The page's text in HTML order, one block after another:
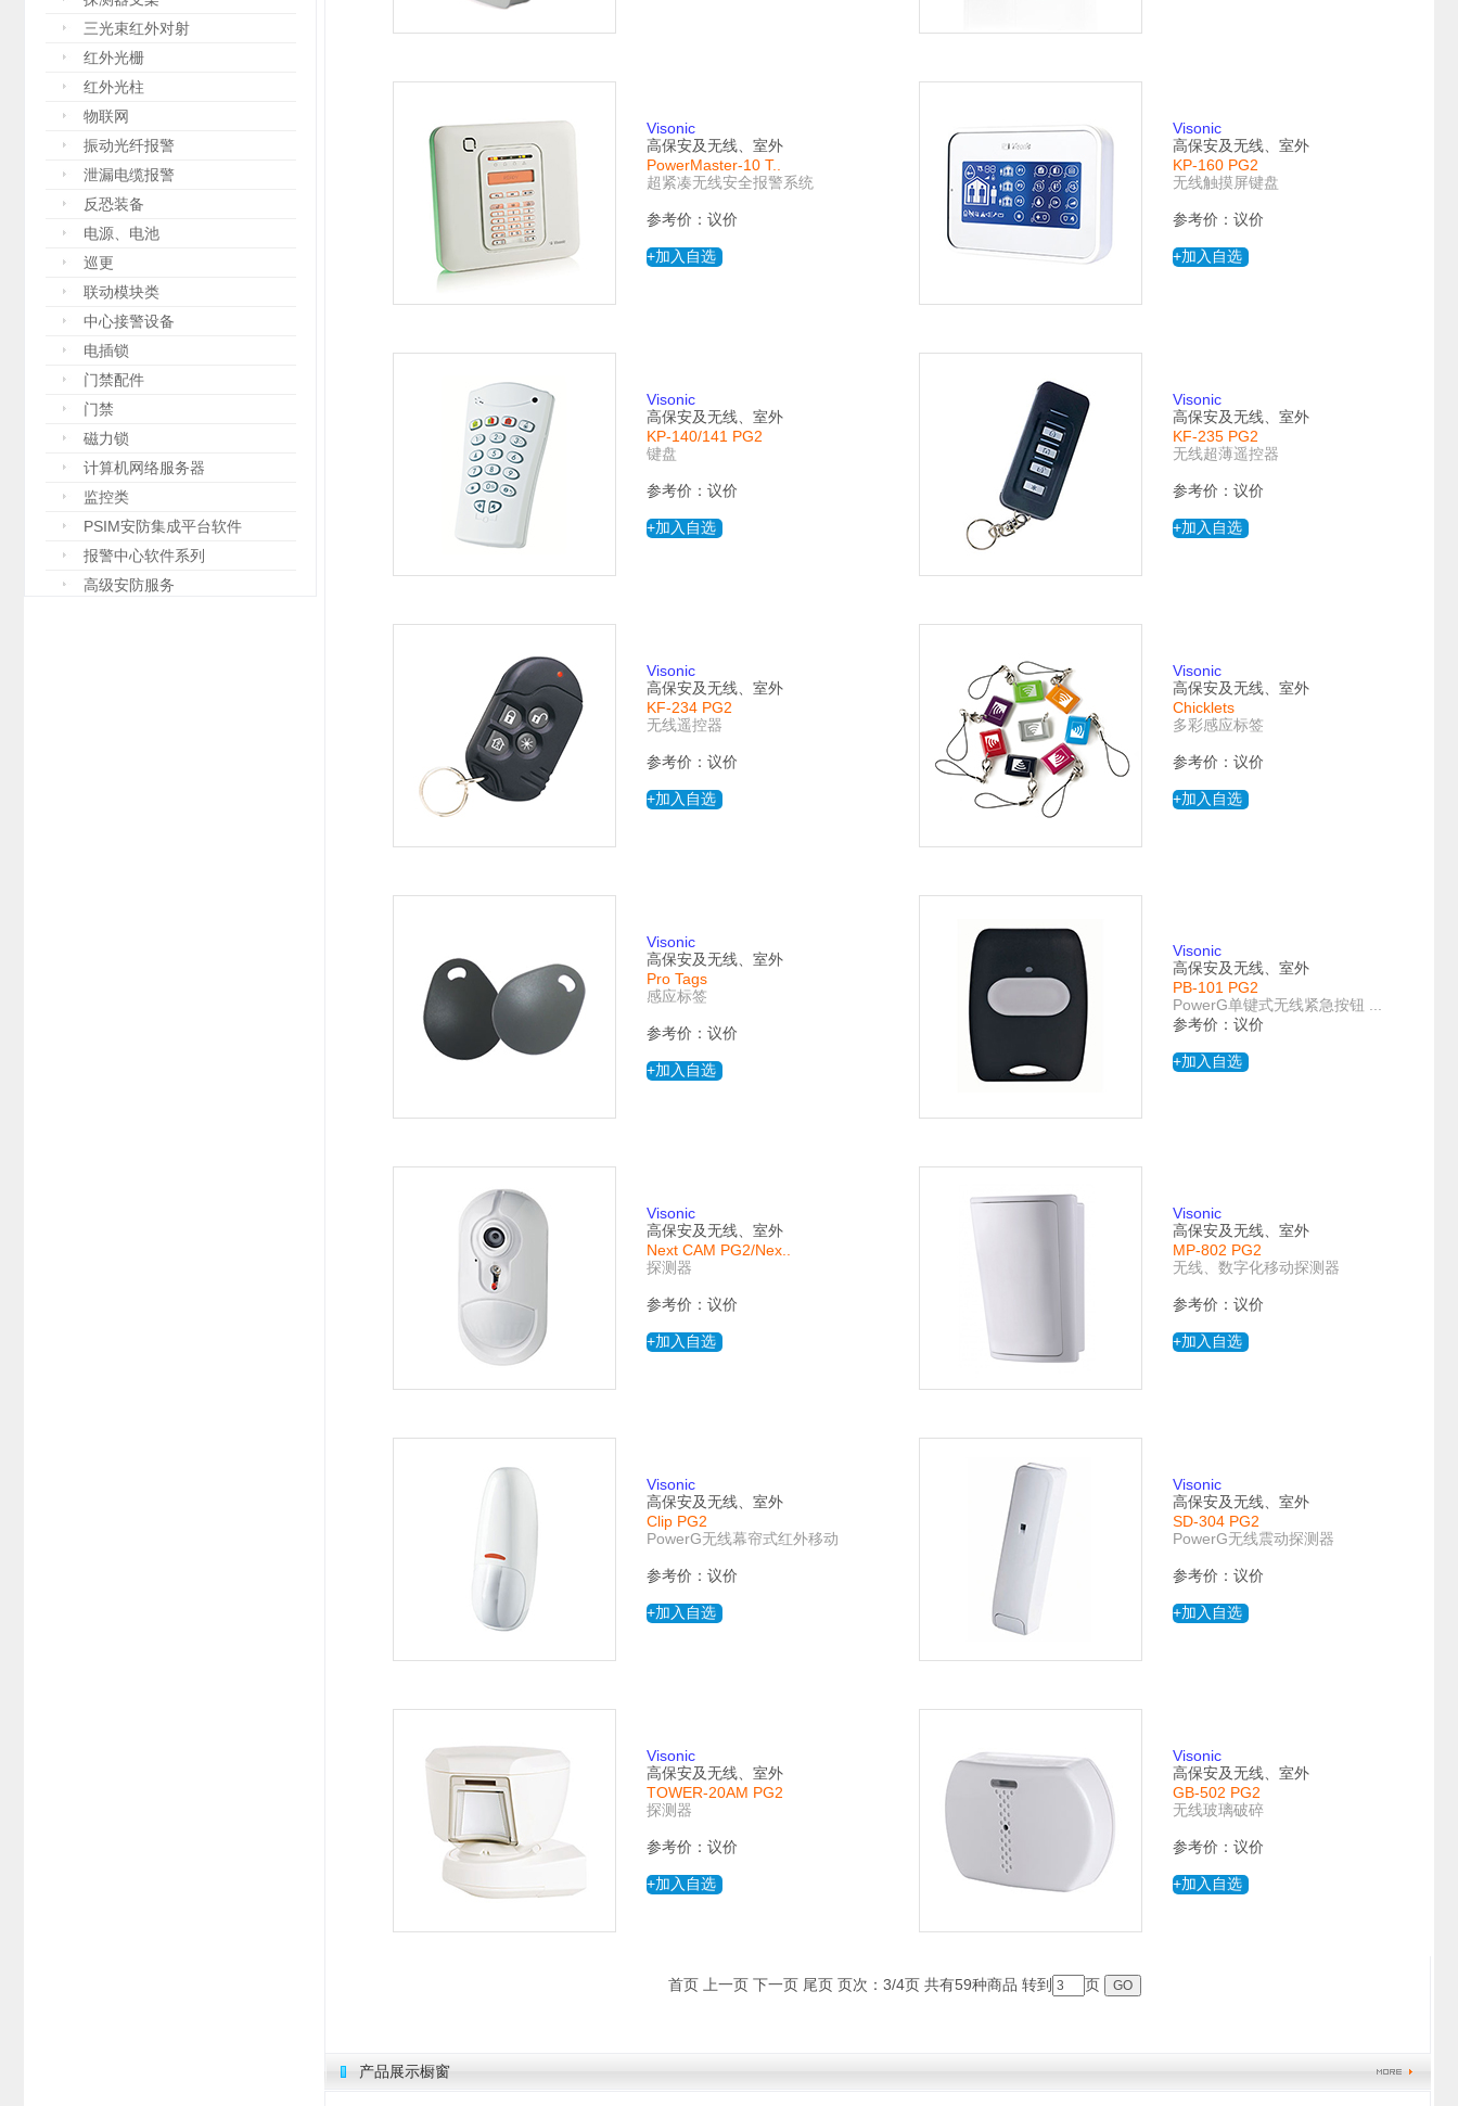
三光束红外对射
红外光栅
红外光柱
物联网
振动光纤报警
泄漏电缆报警
反恐装备
电源、电池
巡更
联动模块类
中心接警设备
电插锁
门禁配件
门禁
磁力锁
计算机网络服务器
监控类
PSIM安防集成平台软件
报警中心软件系列
高级安防服务
Visonic
高保安及无线、室外
PowerMaster-10 T..
超紧凑无线安全报警系统
参考价：议价
+加入自选
Visonic
高保安及无线、室外
KP-160 PG2
无线触摸屏键盘
参考价：议价
+加入自选
Visonic
高保安及无线、室外
KP-140/141 PG2
键盘
参考价：议价
+加入自选
Visonic
高保安及无线、室外
KF-235 PG2
无线超薄遥控器
参考价：议价
+加入自选
Visonic
高保安及无线、室外
KF-234 PG2
无线遥控器
参考价：议价
+加入自选
Visonic
高保安及无线、室外
Chicklets
多彩感应标签
参考价：议价
+加入自选
Visonic
高保安及无线、室外
Pro Tags
感应标签
参考价：议价
+加入自选
Visonic
高保安及无线、室外
PB-101 PG2
PowerG单键式无线紧急按钮 ...
参考价：议价
+加入自选
Visonic
高保安及无线、室外
Next CAM PG2/Nex..
探测器
参考价：议价
+加入自选
Visonic
高保安及无线、室外
MP-802 PG2
无线、数字化移动探测器
参考价：议价
+加入自选
Visonic
高保安及无线、室外
Clip PG2
PowerG无线幕帘式红外移动
参考价：议价
+加入自选
Visonic
高保安及无线、室外
SD-304 PG2
PowerG无线震动探测器
参考价：议价
+加入自选
Visonic
高保安及无线、室外
TOWER-20AM PG2
探测器
参考价：议价
+加入自选
Visonic
高保安及无线、室外
GB-502 PG2
无线玻璃破碎
参考价：议价
+加入自选
首页 上一页 下一页 尾页 页次：3/4页 共有59种商品 转到 页
产品展示橱窗